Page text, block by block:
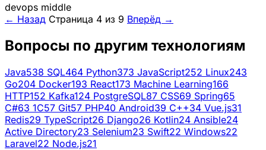
devops middle
← Назад Страница 4 из 9 Вперёд →
Вопросы по другим технологиям
Java538 SQL464 Python373 JavaScript252 Linux243
Go204 Docker193 React173 Machine Learning166
HTTP152 Kafka124 PostgreSQL87 CSS69 Spring65
C#63 1C57 Git57 PHP40 Android39 C++34 Vue.js31
Redis29 TypeScript26 Django26 Kotlin24 Ansible24
Active Directory23 Selenium23 Swift22 Windows22
Laravel22 Node.js21